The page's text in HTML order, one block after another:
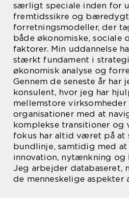
særligt speciale inden for
fremtidssikre og
forretningsmodeller, der
både økonomiske, sociale
faktorer. Min uddannelse
stærkt fundament i
økonomisk analyse og
Gennem de seneste år har
konsulent, hvor jeg har
mellemstore virksomheder
organisationer med at
komplekse transitioner og
fokus har altid været på at
bundlinje, samtidig med
innovation, nytænkning
Jeg arbejder databaseret,
de menneskelige aspekter